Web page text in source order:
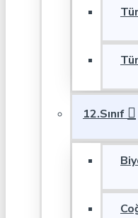
12.Sınıf